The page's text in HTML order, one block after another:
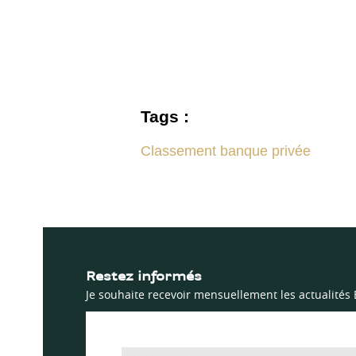
Tags :
Classement banque privée
Restez informés
Je souhaite recevoir mensuellement les actualités